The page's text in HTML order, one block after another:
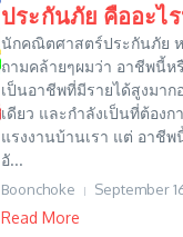
ประกันภัย คืออะไ
นักคณิตศาสตร์ประกันภัย
ถามคล้ายๆผมว่า อาชีพนี้ห
เป็นอาชีพที่มีรายได้สูงมาก
เดียว และกำลังเป็นที่ต้องก
แรงงานบ้านเรา แต่ อาชี
อั...
Boonchoke September
Read More